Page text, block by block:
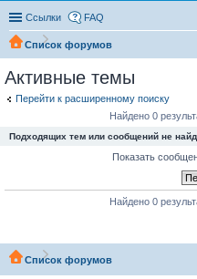
Ссылки FAQ
Список форумов
Активные темы
Перейти к расширенному поиску
Найдено 0
Подходящих тем или сообщений не
Показать
Найдено 0
Список форумов